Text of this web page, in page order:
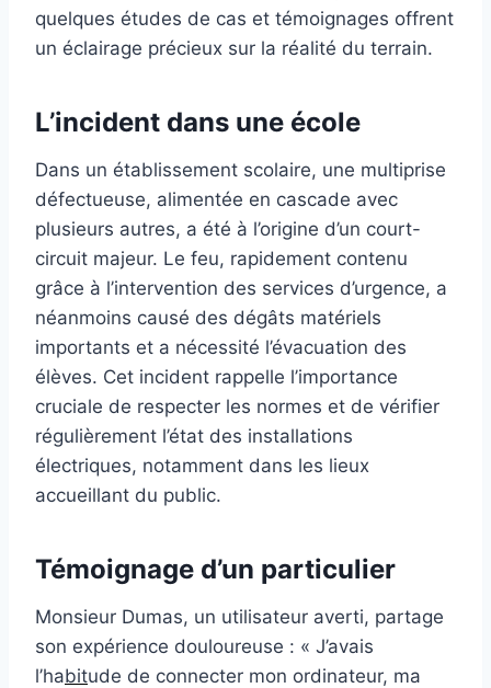
quelques études de cas et témoignages offrent
un éclairage précieux sur la réalité du terrain.
L’incident dans une école
Dans un établissement scolaire, une multiprise
défectueuse, alimentée en cascade avec
plusieurs autres, a été à l’origine d’un court-
circuit majeur. Le feu, rapidement contenu
grâce à l’intervention des services d’urgence, a
néanmoins causé des dégâts matériels
importants et a nécessité l’évacuation des
élèves. Cet incident rappelle l’importance
cruciale de respecter les normes et de vérifier
régulièrement l’état des installations
électriques, notamment dans les lieux
accueillant du public.
Témoignage d’un particulier
Monsieur Dumas, un utilisateur averti, partage
son expérience douloureuse : « J’avais
l’habitude de connecter mon ordinateur, ma